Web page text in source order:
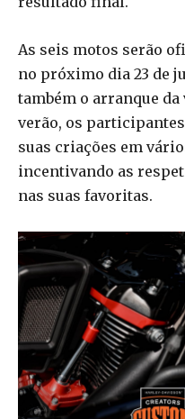
As seis motos serão
no próximo dia 23 de
também o arranque
verão, os
suas criações em
incentivando as
nas suas favoritas.